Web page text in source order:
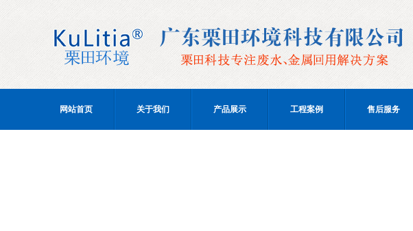
网站首页 关于我们 产品展示 工程案例 售后服务